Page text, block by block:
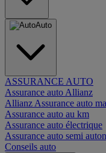
Auto
ASSURANCE AUTO
Assurance auto Allianz
Allianz Assurance auto
Assurance auto au km
Assurance auto électrique
Assurance auto semi
Conseils auto